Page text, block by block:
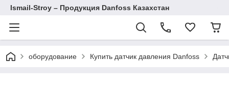
Ismail-Stroy – Продукция Danfoss Казахстан
оборудование Купить датчик давления Danfoss